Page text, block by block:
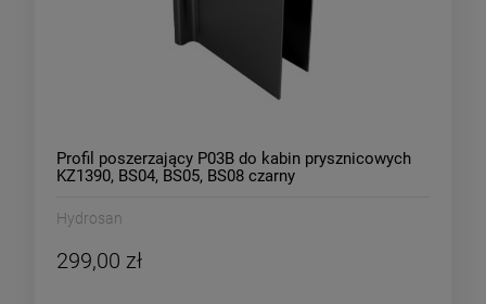
Profil poszerzający P03B do kabin prysznicowych
KZ1390, BS04, BS05, BS08 czarny
Hydrosan
299,00 zł